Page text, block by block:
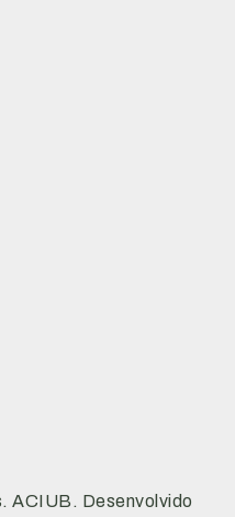
ACIUB. Desenvolvido